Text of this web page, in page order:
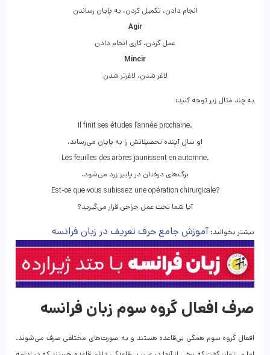
انجام دادن، تکمیل کردن، به پایان رساندن
Agir
عمل کردن، کاری انجام دادن
Mincir
لاغر شدن، لاغرتر شدن
به چند مثال زیر توجه کنید:
Il finit ses études l’année prochaine.
.او سال آینده تحصیلاتش را به پایان می‌رساند
Les feuilles des arbres jaunissent en automne.
.برگ‌های درختان در پاییز زرد می‌شود
Est-ce que vous subissez une opération chirurgicale?
آیا شما تحت عمل جراحی قرار می‌گیرید؟
بیشتر بخوانید: آموزش جامع حرف تعریف در زبان فرانسه
صرف افعال گروه سوم زبان فرانسه
افعال گروه سوم همگی بی‌قاعده هستند و به صورت‌های مختلفی صرف می‌شوند.